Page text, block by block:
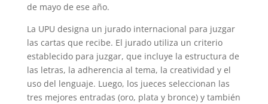
de mayo de ese año.
La UPU designa un jurado internacional para juzgar
las cartas que recibe. El jurado utiliza un criterio
establecido para juzgar, que incluye la estructura de
las letras, la adherencia al tema, la creatividad y el
uso del lenguaje. Luego, los jueces seleccionan las
tres mejores entradas (oro, plata y bronce) y también